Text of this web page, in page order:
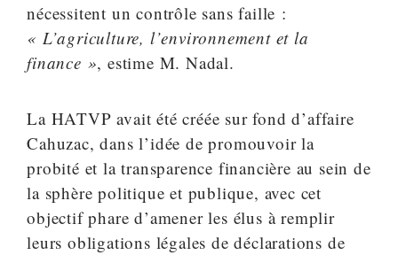
nécessitent un contrôle sans faille :
« L’agriculture, l’environnement et la
finance », estime M. Nadal.
La HATVP avait été créée sur fond d’affaire
Cahuzac, dans l’idée de promouvoir la
probité et la transparence financière au sein de
la sphère politique et publique, avec cet
objectif phare d’amener les élus à remplir
leurs obligations légales de déclarations de